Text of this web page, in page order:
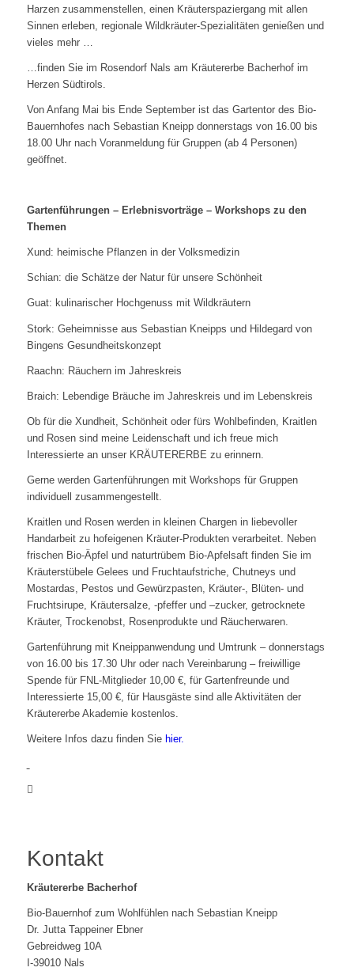
Harzen zusammenstellen, einen Kräuterspaziergang mit allen
Sinnen erleben, regionale Wildkräuter-Spezialitäten genießen und
vieles mehr …
…finden Sie im Rosendorf Nals am Kräutererbe Bacherhof im
Herzen Südtirols.
Von Anfang Mai bis Ende September ist das Gartentor des Bio-
Bauernhofes nach Sebastian Kneipp donnerstags von 16.00 bis
18.00 Uhr nach Voranmeldung für Gruppen (ab 4 Personen)
geöffnet.
Gartenführungen – Erlebnisvorträge – Workshops zu den
Themen
Xund: heimische Pflanzen in der Volksmedizin
Schian: die Schätze der Natur für unsere Schönheit
Guat: kulinarischer Hochgenuss mit Wildkräutern
Stork: Geheimnisse aus Sebastian Kneipps und Hildegard von
Bingens Gesundheitskonzept
Raachn: Räuchern im Jahreskreis
Braich: Lebendige Bräuche im Jahreskreis und im Lebenskreis
Ob für die Xundheit, Schönheit oder fürs Wohlbefinden, Kraitlen
und Rosen sind meine Leidenschaft und ich freue mich
Interessierte an unser KRÄUTERERBE zu erinnern.
Gerne werden Gartenführungen mit Workshops für Gruppen
individuell zusammengestellt.
Kraitlen und Rosen werden in kleinen Chargen in liebevoller
Handarbeit zu hofeigenen Kräuter-Produkten verarbeitet. Neben
frischen Bio-Äpfel und naturtrübem Bio-Apfelsaft finden Sie im
Kräuterstübele Gelees und Fruchtaufstriche, Chutneys und
Mostardas, Pestos und Gewürzpasten, Kräuter-, Blüten- und
Fruchtsirupe, Kräutersalze, -pfeffer und –zucker, getrocknete
Kräuter, Trockenobst, Rosenprodukte und Räucherwaren.
Gartenführung mit Kneippanwendung und Umtrunk – donnerstags
von 16.00 bis 17.30 Uhr oder nach Vereinbarung – freiwillige
Spende für FNL-Mitglieder 10,00 €, für Gartenfreunde und
Interessierte 15,00 €, für Hausgäste sind alle Aktivitäten der
Kräutererbe Akademie kostenlos.
Weitere Infos dazu finden Sie hier.
Kontakt
Kräutererbe Bacherhof
Bio-Bauernhof zum Wohlfühlen nach Sebastian Kneipp
Dr. Jutta Tappeiner Ebner
Gebreidweg 10A
I-39010 Nals